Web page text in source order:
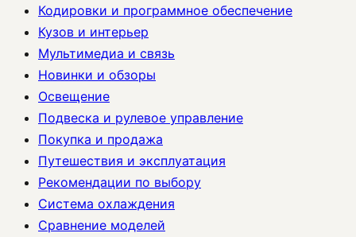
Кодировки и программное обеспечение
Кузов и интерьер
Мультимедиа и связь
Новинки и обзоры
Освещение
Подвеска и рулевое управление
Покупка и продажа
Путешествия и эксплуатация
Рекомендации по выбору
Система охлаждения
Сравнение моделей